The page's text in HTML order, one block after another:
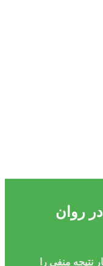
روان
نتیجه منفی را